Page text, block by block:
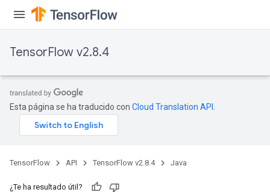
TensorFlow v2.8.4
Esta página se ha traducido con Cloud Translation API
TensorFlow API TensorFlow v2.8.4 Java
¿Te ha resultado útil?